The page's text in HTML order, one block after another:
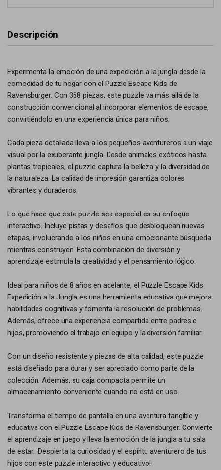
Descripción
Experimenta la emoción de una expedición a la jungla desde la
comodidad de tu hogar con el Puzzle Escape Kids de
Ravensburger. Con 368 piezas, este puzzle va más allá de la
construcción convencional al incorporar elementos de escape,
convirtiéndolo en una experiencia única para niños.
Cada pieza detallada lleva a los pequeños aventureros a un viaje
visual por la exuberante jungla. Desde animales exóticos hasta
plantas tropicales, el puzzle captura la belleza y la diversidad de
la naturaleza. La calidad de impresión garantiza colores
vibrantes y duraderos.
Lo que hace que este puzzle sea especial es su enfoque
interactivo. Incluye pistas y desafíos que desbloquean nuevas
etapas, involucrando a los niños en una emocionante búsqueda
mientras construyen. Esta combinación de diversión y
aprendizaje estimula la creatividad y el pensamiento lógico.
Ideal para niños de 8 años en adelante, el Puzzle Escape Kids
Expedición a la Jungla es una herramienta educativa que mejora
habilidades cognitivas y fomenta la resolución de problemas.
Además, ofrece una experiencia compartida entre padres e
hijos, promoviendo el trabajo en equipo y la diversión familiar.
Con un diseño resistente y piezas de alta calidad, este puzzle
está diseñado para durar y ser apreciado como parte de la
colección. Además, su caja compacta permite un
almacenamiento conveniente cuando no está en uso.
Transforma el tiempo de pantalla en una aventura tangible y
educativa con el Puzzle Escape Kids de Ravensburger. Convierte
el aprendizaje en juego y lleva la emoción de la jungla a tu sala
de estar. ¡Despierta la curiosidad y el espíritu aventurero de tus
hijos con este puzzle interactivo y educativo!